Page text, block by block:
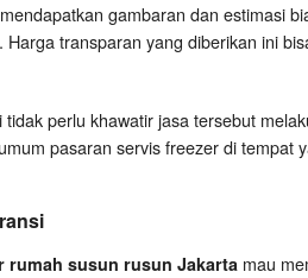
gambaran dan estimasi
transparan yang diberikan ini
perlu khawatir jasa tersebut
pasaran servis freezer di tempat
rumah susun rusun Jakarta mau